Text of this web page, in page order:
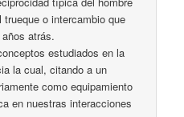
trueque o intercambio que
atrás.
estudiados en la
la cual, citando a un
como equipamiento
en nuestras interacciones